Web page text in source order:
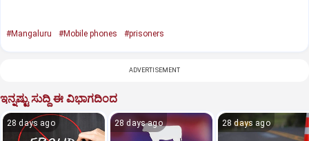
#Mangaluru #Mobile phones #prisoners
ADVERTISEMENT
ಇನ್ನಷ್ಟು ಸುದ್ದಿ ಈ ವಿಭಾಗದಿಂದ
28 days ago 28 days ago 28 days ago